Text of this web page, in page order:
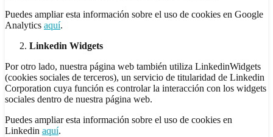
Puedes ampliar esta información sobre el uso de cookies en Google
Analytics aquí.
Linkedin Widgets
Por otro lado, nuestra página web también utiliza LinkedinWidgets
(cookies sociales de terceros), un servicio de titularidad de Linkedin
Corporation cuya función es controlar la interacción con los widgets
sociales dentro de nuestra página web.
Puedes ampliar esta información sobre el uso de cookies en
Linkedin aquí.